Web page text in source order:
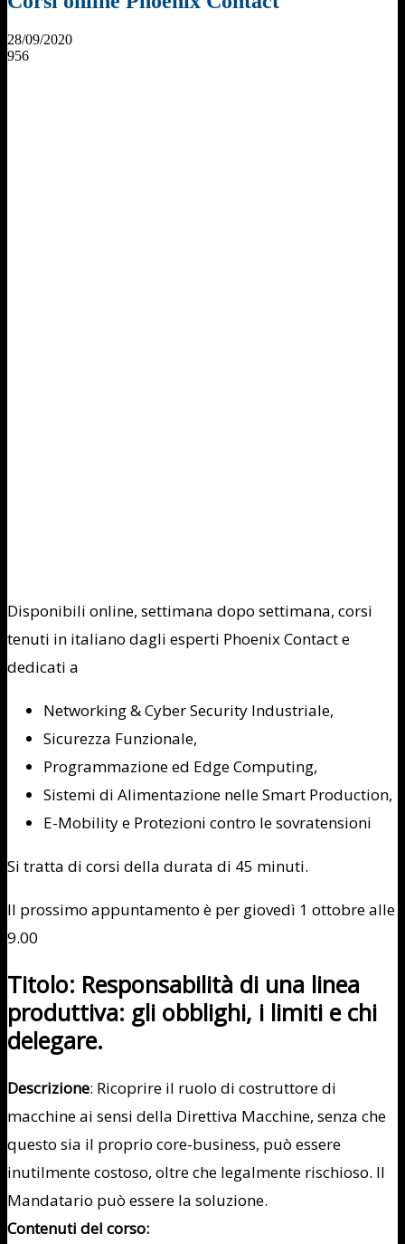
28/09/2020
956
Disponibili online, settimana dopo settimana, corsi
tenuti in italiano dagli esperti Phoenix Contact e
dedicati a
Networking & Cyber Security Industriale,
Sicurezza Funzionale,
Programmazione ed Edge Computing,
Sistemi di Alimentazione nelle Smart Production,
E-Mobility e Protezioni contro le sovratensioni
Si tratta di corsi della durata di 45 minuti.
Il prossimo appuntamento è per giovedì 1 ottobre alle
9.00
Titolo: Responsabilità di una linea
produttiva: gli obblighi, i limiti e chi
delegare.
Descrizione: Ricoprire il ruolo di costruttore di
macchine ai sensi della Direttiva Macchine, senza che
questo sia il proprio core-business, può essere
inutilmente costoso, oltre che legalmente rischioso. Il
Mandatario può essere la soluzione.
Contenuti del corso: